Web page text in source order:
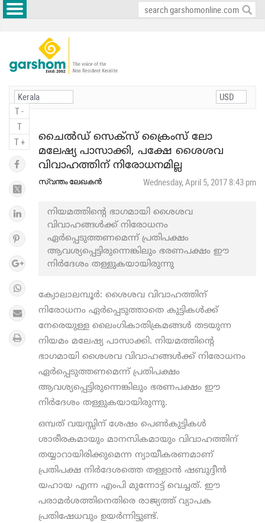
T -
T
T +
ചൈൽഡ് സെക്സ് ക്രൈംസ് ലോ
മലേഷ്യ പാസാക്കി, പക്ഷേ ശൈശവ
വിവാഹത്തിന് നിരോധനമില്ല
സ്വന്തം ലേഖകൻ Wednesday, April 5, 2017 8:43 pm
നിയമത്തിന്റെ ഭാഗമായി ശൈശവ
വിവാഹങ്ങൾക്ക് നിരോധനം
ഏർപ്പെടുത്തണമെന്ന് പ്രതിപക്ഷം
ആവശ്യപ്പെട്ടിരുന്നെങ്കിലും ഭരണപക്ഷം ഈ
നിർദേശം തള്ളുകയായിരുന്നു
ക്വോലാലമ്പൂർ: ശൈശവ വിവാഹത്തിന്
നിരോധനം ഏർപ്പെടുത്താതെ കുട്ടികൾക്ക്
നേരെയുള്ള ലൈംഗികാതിക്രമങ്ങൾ തടയുന്ന
നിയമം മലേഷ്യ പാസാക്കി. നിയമത്തിന്റെ
ഭാഗമായി ശൈശവ വിവാഹങ്ങൾക്ക് നിരോധനം
ഏർപ്പെടുത്തണമെന്ന് പ്രതിപക്ഷം
ആവശ്യപ്പെട്ടിരുന്നെങ്കിലും ഭരണപക്ഷം ഈ
നിർദേശം തള്ളുകയായിരുന്നു.
ഒമ്പത് വയസ്സിന് ശേഷം പെൺകുട്ടികൾ
ശാരീരകമായും മാനസികമായും വിവാഹത്തിന്
തയ്യാറായിരിക്കുമെന്ന ന്യായീകരണമാണ്
പ്രതിപക്ഷ നിർദേശത്തെ തള്ളാൻ ഷബുദ്ദീൻ
യഹായ എന്ന എംപി മുന്നോട്ട് വെച്ചത്. ഈ
പരാമർശത്തിനെതിരെ രാജ്യത്ത് വ്യാപക
പ്രതിഷേധവും ഉയർന്നിട്ടുണ്ട്.